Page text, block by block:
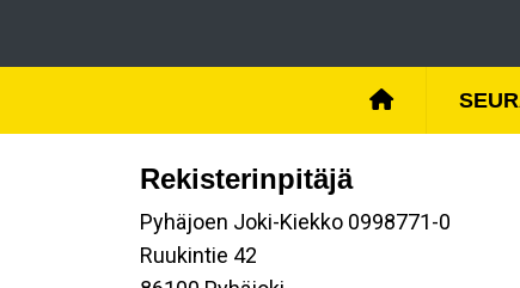
Rekisterinpitäjä
Pyhäjoen Joki-Kiekko 0998771-0
Ruukintie 42